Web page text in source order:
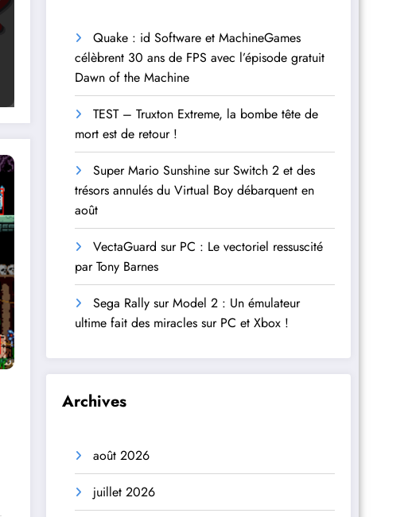
Quake : id Software et MachineGames
célèbrent 30 ans de FPS avec l’épisode gratuit
Dawn of the Machine
TEST – Truxton Extreme, la bombe tête de
mort est de retour !
Super Mario Sunshine sur Switch 2 et des
trésors annulés du Virtual Boy débarquent en
août
VectaGuard sur PC : Le vectoriel ressuscité
par Tony Barnes
Sega Rally sur Model 2 : Un émulateur
ultime fait des miracles sur PC et Xbox !
Archives
août 2026
juillet 2026